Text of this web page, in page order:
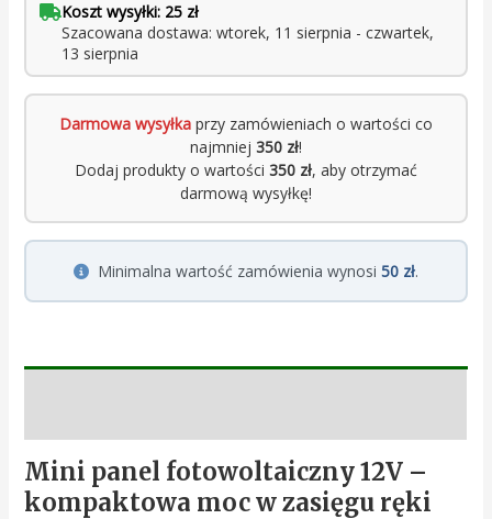
Koszt wysyłki: 25 zł
Szacowana dostawa: wtorek, 11 sierpnia - czwartek,
13 sierpnia
Darmowa wysyłka przy zamówieniach o wartości co
najmniej 350 zł!
Dodaj produkty o wartości 350 zł, aby otrzymać
darmową wysyłkę!
Minimalna wartość zamówienia wynosi 50 zł.
Mini panel fotowoltaiczny 12V –
kompaktowa moc w zasięgu ręki